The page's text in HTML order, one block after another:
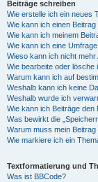
Beiträge schreiben
Wie erstelle ich ein neues
Wie kann ich einen
Wie kann ich meinem
Wie kann ich eine
Wieso kann ich nicht
Wie bearbeite oder lösche
Warum kann ich auf
Weshalb kann ich keine
Weshalb wurde ich
Wie kann ich Beiträge den
Was bewirkt die
Warum muss mein
Wie markiere ich ein
Textformatierung und
Was ist BBCode?